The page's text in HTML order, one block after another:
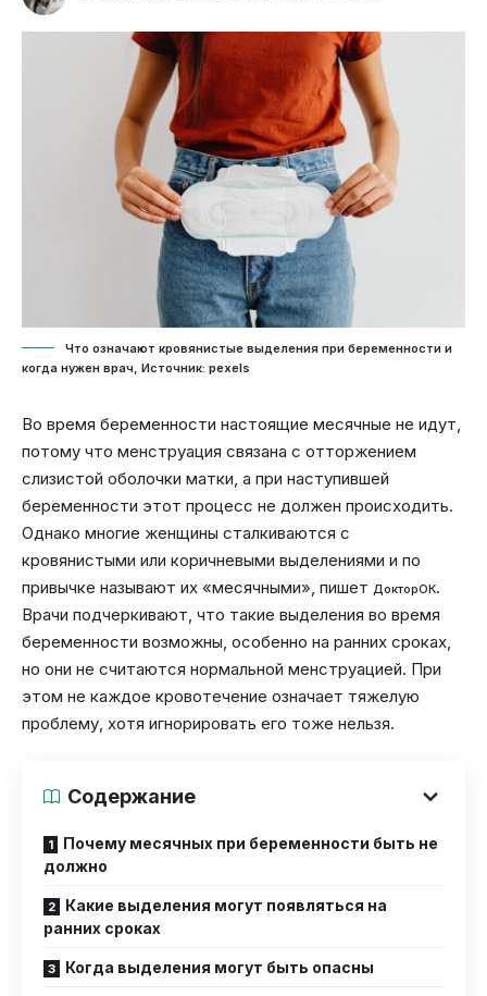
Что означают кровянистые выделения при беременности и
когда нужен врач, Источник: pexels
Во время беременности настоящие месячные не идут,
потому что менструация связана с отторжением
слизистой оболочки матки, а при наступившей
беременности этот процесс не должен происходить.
Однако многие женщины сталкиваются с
кровянистыми или коричневыми выделениями и по
привычке называют их «месячными», пишет ДокторОК.
Врачи подчеркивают, что такие выделения во время
беременности возможны, особенно на ранних сроках,
но они не считаются нормальной менструацией. При
этом не каждое кровотечение означает тяжелую
проблему, хотя игнорировать его тоже нельзя.
Содержание
Почему месячных при беременности быть не
должно
Какие выделения могут появляться на
ранних сроках
Когда выделения могут быть опасны